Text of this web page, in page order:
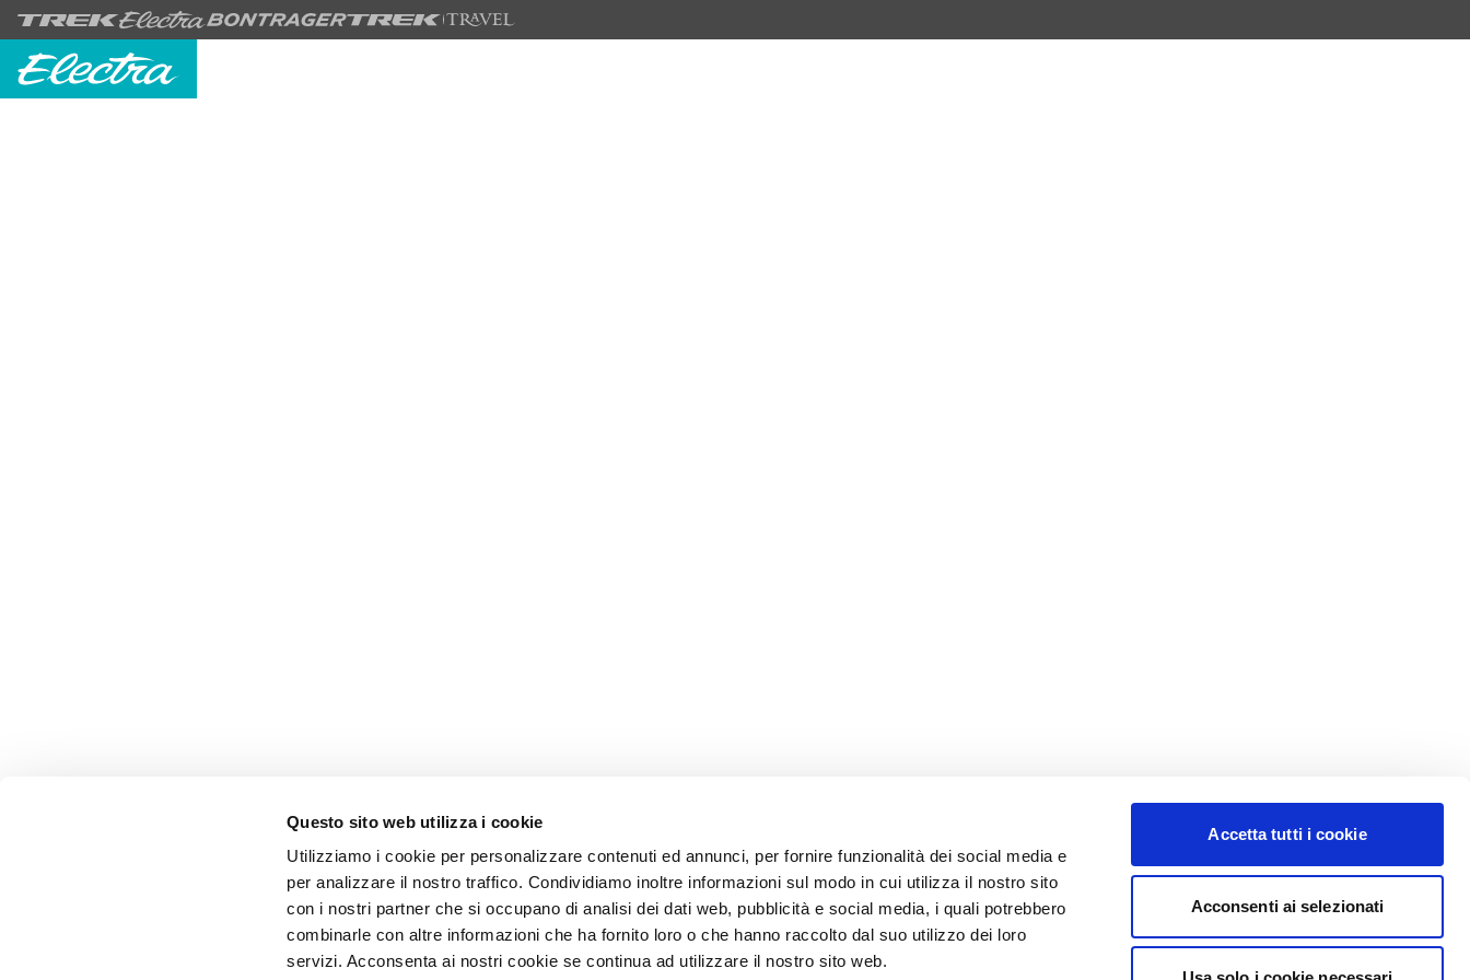
Questo sito web utilizza i cookie
Utilizziamo i cookie per personalizzare contenuti ed annunci, per fornire funzionalità dei social media e
per analizzare il nostro traffico. Condividiamo inoltre informazioni sul modo in cui utilizza il nostro sito
con i nostri partner che si occupano di analisi dei dati web, pubblicità e social media, i quali potrebbero
combinarle con altre informazioni che ha fornito loro o che hanno raccolto dal suo utilizzo dei loro
servizi. Acconsenta ai nostri cookie se continua ad utilizzare il nostro sito web.
Accetta tutti i cookie
Acconsenti ai selezionati